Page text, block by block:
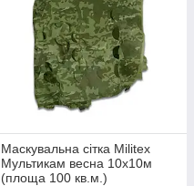
Маскувальна сітка Militex
Мультикам весна 10х10м
(площа 100 кв.м.)